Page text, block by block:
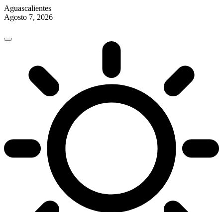
Aguascalientes
Agosto 7, 2026
content